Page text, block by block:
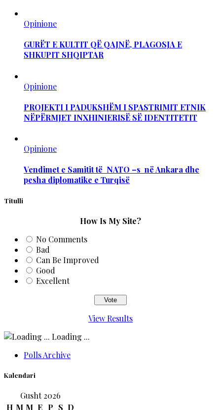
Opinione
GURËT E KULTIT QË QAJNË, PLAGOSJA E
SHKUPIT SHQIPTAR
Opinione
PROJEKTI I PADUKSHËM I SPASTRIMIT ETNIK
NËPËRMJET INXHINIERISË SË IDENTITETIT
Opinione
Vendimet e Samitit të NATO –s në Ankara dhe
pesha diplomatike e Turqisë
Titulli
How Is My Site?
No Comments
Bad
Can Be Improved
Good
Excellent
View Results
Loading ...
Polls Archive
Kalendari
Gusht 2026
H M M E P S D